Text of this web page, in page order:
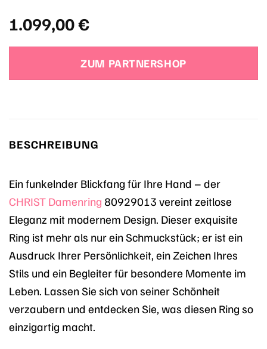
1.099,00€
ZUM PARTNERSHOP
BESCHREIBUNG
Ein funkelnder Blickfang für Ihre Hand – der
CHRIST Damenring 80929013 vereint zeitlose
Eleganz mit modernem Design. Dieser exquisite
Ring ist mehr als nur ein Schmuckstück; er ist ein
Ausdruck Ihrer Persönlichkeit, ein Zeichen Ihres
Stils und ein Begleiter für besondere Momente im
Leben. Lassen Sie sich von seiner Schönheit
verzaubern und entdecken Sie, was diesen Ring so
einzigartig macht.